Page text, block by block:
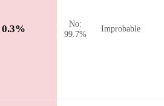
No:
99.7%
Improbable